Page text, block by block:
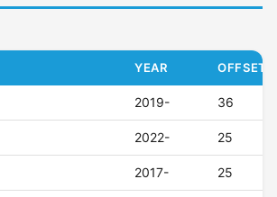
YEAR OFFSET
2019- 36
2022- 25
2017- 25